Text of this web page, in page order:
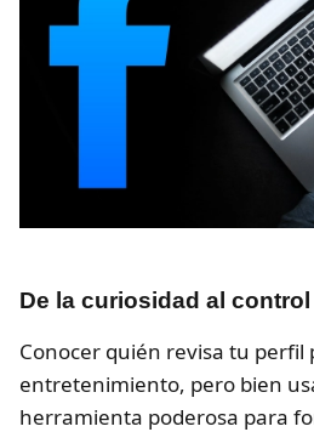
De la curiosidad al control
Conocer quién revisa tu perfil
entretenimiento, pero bien
herramienta poderosa para